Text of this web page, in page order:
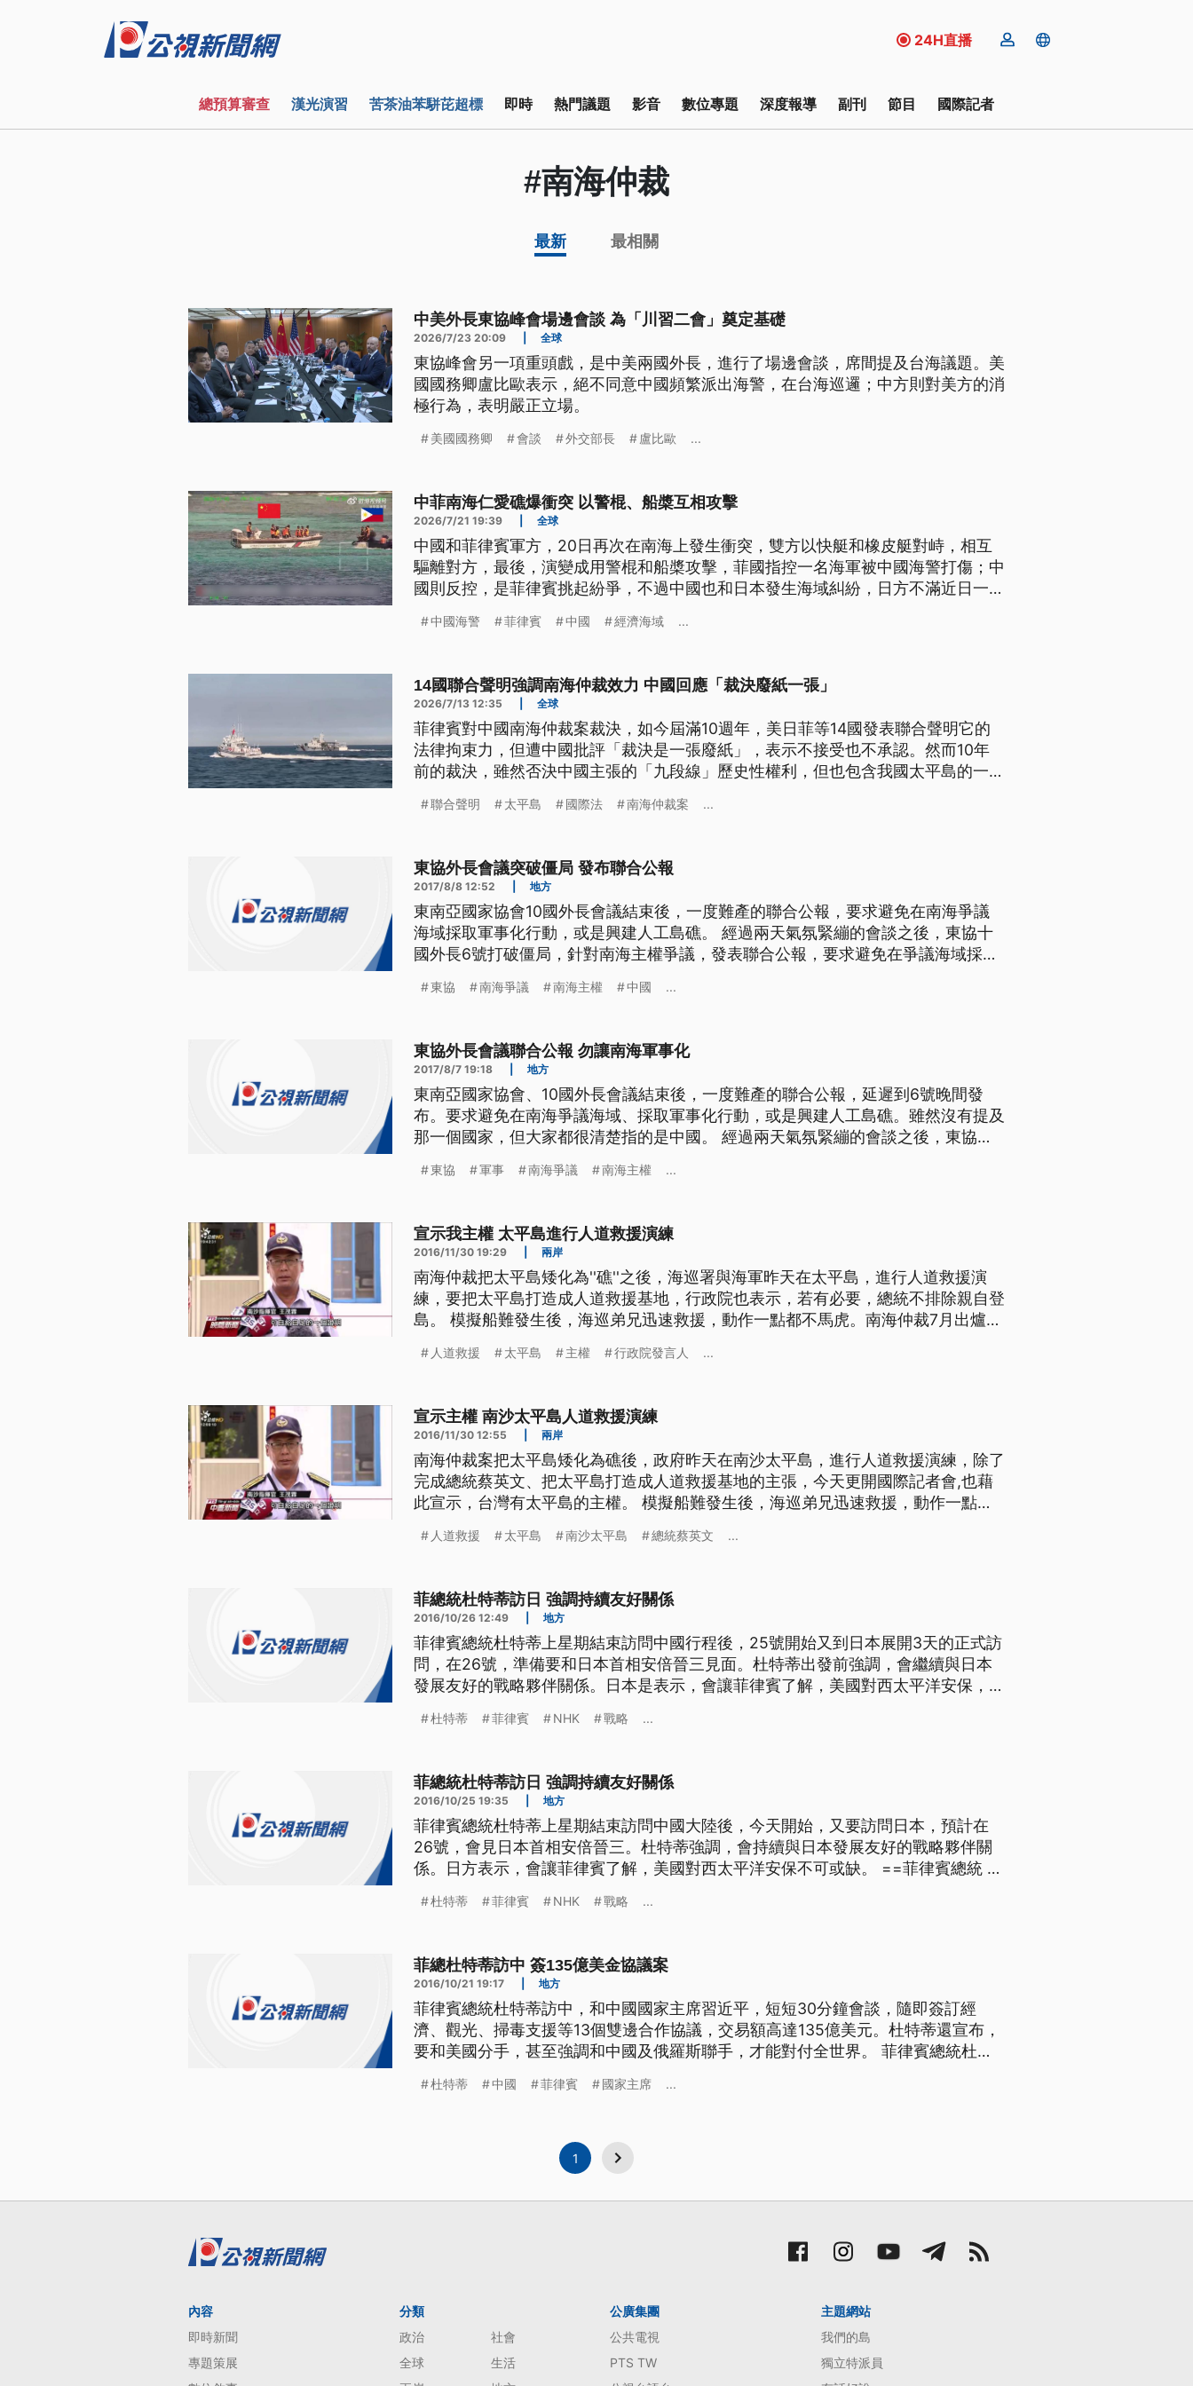
24H直播
總預算審查 漢光演習 苦茶油苯駢芘超標 即時 熱門議題 影音 數位專題 深度報導 副刊 節目 國際記者
#南海仲裁
最新 最相關
中美外長東協峰會場邊會談 為「川習二會」奠定基礎
2026/7/23 20:09 全球
東協峰會另一項重頭戲，是中美兩國外長，進行了場邊會談，席間提及台海議題。美
國國務卿盧比歐表示，絕不同意中國頻繁派出海警，在台海巡邏；中方則對美方的消
極行為，表明嚴正立場。
美國國務卿 會談 外交部長 盧比歐 ...
中菲南海仁愛礁爆衝突 以警棍、船槳互相攻擊
2026/7/21 19:39 全球
中國和菲律賓軍方，20日再次在南海上發生衝突，雙方以快艇和橡皮艇對峙，相互
驅離對方，最後，演變成用警棍和船槳攻擊，菲國指控一名海軍被中國海警打傷；中
國則反控，是菲律賓挑起紛爭，不過中國也和日本發生海域糾紛，日方不滿近日一艘
中國海警 菲律賓 中國 經濟海域 ...
14國聯合聲明強調南海仲裁效力 中國回應「裁決廢紙一張」
2026/7/13 12:35 全球
菲律賓對中國南海仲裁案裁決，如今屆滿10週年，美日菲等14國發表聯合聲明它的
法律拘束力，但遭中國批評「裁決是一張廢紙」，表示不接受也不承認。然而10年
前的裁決，雖然否決中國主張的「九段線」歷史性權利，但也包含我國太平島的一切
台灣權益及南海區域行為規範的討論，都不應排除台灣參與。
聯合聲明 太平島 國際法 南海仲裁案 ...
東協外長會議突破僵局 發布聯合公報
2017/8/8 12:52 地方
東南亞國家協會10國外長會議結束後，一度難產的聯合公報，要求避免在南海爭議
海域採取軍事化行動，或是興建人工島礁。 經過兩天氣氛緊繃的會談之後，東協十
國外長6號打破僵局，針對南海主權爭議，發表聯合公報，要求避免在爭議海域採取
何國家。但指涉的對象，外界都很清楚是中國。 ==中國外長 王毅== 在南海形勢保
東協 南海爭議 南海主權 中國 ...
東協外長會議聯合公報 勿讓南海軍事化
2017/8/7 19:18 地方
東南亞國家協會、10國外長會議結束後，一度難產的聯合公報，延遲到6號晚間發
布。要求避免在南海爭議海域、採取軍事化行動，或是興建人工島礁。雖然沒有提及
那一個國家，但大家都很清楚指的是中國。 經過兩天氣氛緊繃的會談之後，東協十
軍事化行動，以及避免任何會引發關切的島嶼建設。聯合公報措詞謹慎，沒有提及任
東協 軍事 南海爭議 南海主權 ...
宣示我主權 太平島進行人道救援演練
2016/11/30 19:29 兩岸
南海仲裁把太平島矮化為''礁''之後，海巡署與海軍昨天在太平島，進行人道救援演
練，要把太平島打造成人道救援基地，行政院也表示，若有必要，總統不排除親自登
島。 模擬船難發生後，海巡弟兄迅速救援，動作一點都不馬虎。南海仲裁7月出爐，
造成人道救援基地，而這次演練，共出動了3架飛機和8艘艦艇，希望透過逼真的操
人道救援 太平島 主權 行政院發言人 ...
宣示主權 南沙太平島人道救援演練
2016/11/30 12:55 兩岸
南海仲裁案把太平島矮化為礁後，政府昨天在南沙太平島，進行人道救援演練，除了
完成總統蔡英文、把太平島打造成人道救援基地的主張，今天更開國際記者會,也藉
此宣示，台灣有太平島的主權。 模擬船難發生後，海巡弟兄迅速救援，動作一點都
總統蔡英文宣示，把太平島打造成人道救援基地，而這次演練，共出動了3架飛機和
人道救援 太平島 南沙太平島 總統蔡英文 ...
菲總統杜特蒂訪日 強調持續友好關係
2016/10/26 12:49 地方
菲律賓總統杜特蒂上星期結束訪問中國行程後，25號開始又到日本展開3天的正式訪
問，在26號，準備要和日本首相安倍晉三見面。杜特蒂出發前強調，會繼續與日本
發展友好的戰略夥伴關係。日本是表示，會讓菲律賓了解，美國對西太平洋安保，地
可以了解我 根據日本NHK電視台的報導，杜特蒂於公於私都對日本很有好感。除了
杜特蒂 菲律賓 NHK 戰略 ...
菲總統杜特蒂訪日 強調持續友好關係
2016/10/25 19:35 地方
菲律賓總統杜特蒂上星期結束訪問中國大陸後，今天開始，又要訪問日本，預計在
26號，會見日本首相安倍晉三。杜特蒂強調，會持續與日本發展友好的戰略夥伴關
係。日方表示，會讓菲律賓了解，美國對西太平洋安保不可或缺。 ==菲律賓總統 杜
NHK電視台的報導，杜特蒂於公於私都對日本很有好感。除了4年前曾攜家帶眷到日
杜特蒂 菲律賓 NHK 戰略 ...
菲總杜特蒂訪中 簽135億美金協議案
2016/10/21 19:17 地方
菲律賓總統杜特蒂訪中，和中國國家主席習近平，短短30分鐘會談，隨即簽訂經
濟、觀光、掃毒支援等13個雙邊合作協議，交易額高達135億美元。杜特蒂還宣布，
要和美國分手，甚至強調和中國及俄羅斯聯手，才能對付全世界。 菲律賓總統杜特
總統杜特蒂上任，開始向中國示好，外媒BBC跟NHK分析，是為了尋求經濟、軍事與
杜特蒂 中國 菲律賓 國家主席 ...
1
內容
即時新聞
專題策展
分類
政治
社會
全球
生活
公廣集團
公共電視
PTS TW
主題網站
我們的島
獨立特派員